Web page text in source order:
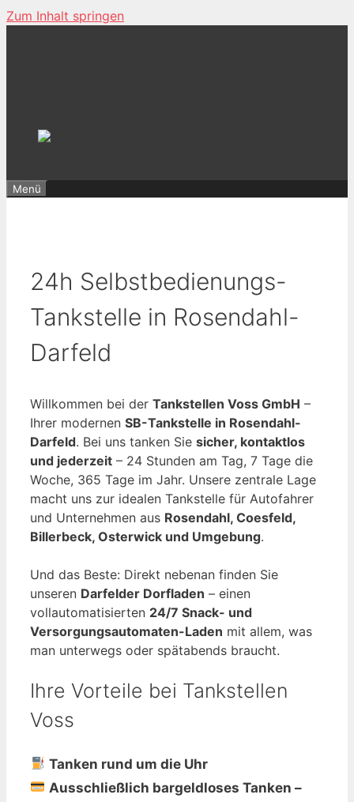
Zum Inhalt springen
Menü
24h Selbstbedienungs-
Tankstelle in Rosendahl-
Darfeld
Willkommen bei der Tankstellen Voss GmbH –
Ihrer modernen SB-Tankstelle in Rosendahl-
Darfeld. Bei uns tanken Sie sicher, kontaktlos
und jederzeit – 24 Stunden am Tag, 7 Tage die
Woche, 365 Tage im Jahr. Unsere zentrale Lage
macht uns zur idealen Tankstelle für Autofahrer
und Unternehmen aus Rosendahl, Coesfeld,
Billerbeck, Osterwick und Umgebung.
Und das Beste: Direkt nebenan finden Sie
unseren Darfelder Dorfladen – einen
vollautomatisierten 24/7 Snack- und
Versorgungsautomaten-Laden mit allem, was
man unterwegs oder spätabends braucht.
Ihre Vorteile bei Tankstellen
Voss
Tanken rund um die Uhr
Ausschließlich bargeldloses Tanken –